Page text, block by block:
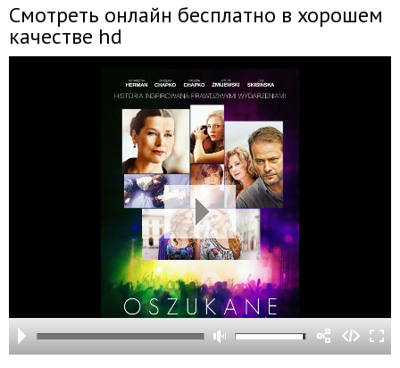
Смотреть онлайн бесплатно в хорошем
качестве hd